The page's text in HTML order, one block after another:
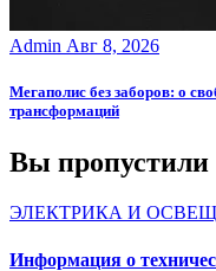
Admin Авг 8, 2026
Мегаполис без заборов: о
трансформаций
Вы пропустили
ЭЛЕКТРИКА И
Информация о